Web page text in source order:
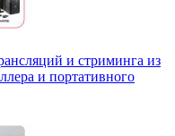
и стриминга из
и портативного